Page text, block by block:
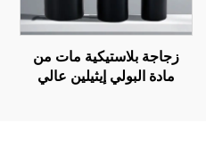
زجاجة بلاستيكية مات من
مادة البولي إيثيلين عالي